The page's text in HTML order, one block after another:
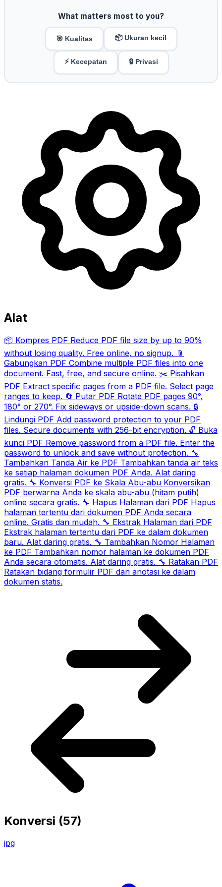
What matters most to you?
🎯 Kualitas 📦 Ukuran kecil
⚡ Kecepatan 🔒 Privasi
Alat
📦 Kompres PDF Reduce PDF file size by up to 90%
without losing quality. Free online, no signup. 📎
Gabungkan PDF Combine multiple PDF files into one
document. Fast, free, and secure online. ✂️ Pisahkan
PDF Extract specific pages from a PDF file. Select page
ranges to keep. 🔄 Putar PDF Rotate PDF pages 90°,
180° or 270°. Fix sideways or upside-down scans. 🔒
Lindungi PDF Add password protection to your PDF
files. Secure documents with 256-bit encryption. 🔓 Buka
kunci PDF Remove password from a PDF file. Enter the
password to unlock and save without protection. 🔧
Tambahkan Tanda Air ke PDF Tambahkan tanda air teks
ke setiap halaman dokumen PDF Anda. Alat daring
gratis. 🔧 Konversi PDF ke Skala Abu-abu Konversikan
PDF berwarna Anda ke skala abu-abu (hitam putih)
online secara gratis. 🔧 Hapus Halaman dari PDF Hapus
halaman tertentu dari dokumen PDF Anda secara
online. Gratis dan mudah. 🔧 Ekstrak Halaman dari PDF
Ekstrak halaman tertentu dari PDF ke dalam dokumen
baru. Alat daring gratis. 🔧 Tambahkan Nomor Halaman
ke PDF Tambahkan nomor halaman ke dokumen PDF
Anda secara otomatis. Alat daring gratis. 🔧 Ratakan PDF
Ratakan bidang formulir PDF dan anotasi ke dalam
dokumen statis.
Konversi (57)
jpg